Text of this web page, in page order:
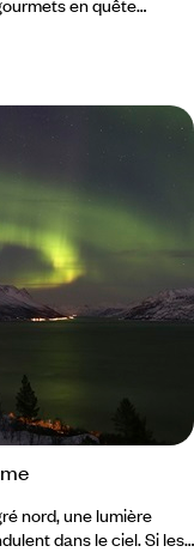
en quête
le pays a de
d’un pays où
nord, une lumière
dans le ciel. Si les